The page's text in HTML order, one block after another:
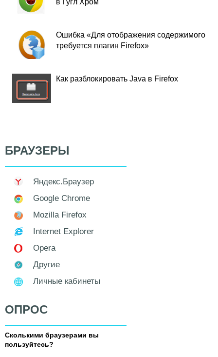
Ошибка «Для отображения содержимого
требуется плагин Firefox»
Как разблокировать Java в Firefox
БРАУЗЕРЫ
Яндекс.Браузер
Google Chrome
Mozilla Firefox
Internet Explorer
Opera
Другие
Личные кабинеты
ОПРОС
Сколькими браузерами вы
пользуйтесь?